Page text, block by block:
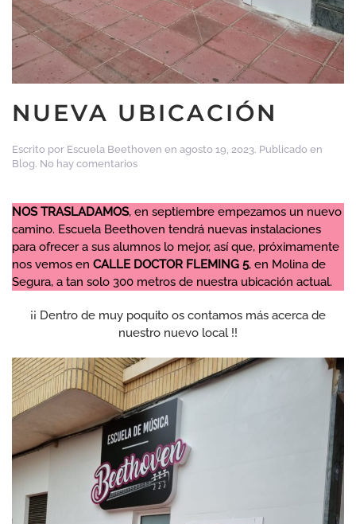
NUEVA UBICACIÓN
Escrito por Escuela Beethoven en agosto 19, 2023. Publicado en
Blog. No hay comentariosen
NOS TRASLADAMOS, en septiembre empezamos un nuevo
camino. Escuela Beethoven tendrá nuevas instalaciones
para ofrecer a sus alumnos lo mejor, así que, próximamente
nos vemos en CALLE DOCTOR FLEMING 5, en Molina de
Segura, a tan solo 300 metros de nuestra ubicación actual.
¡¡ Dentro de muy poquito os contamos más acerca de
nuestro nuevo local !!